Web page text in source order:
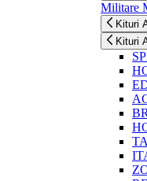
Militare
Kituri
Kituri